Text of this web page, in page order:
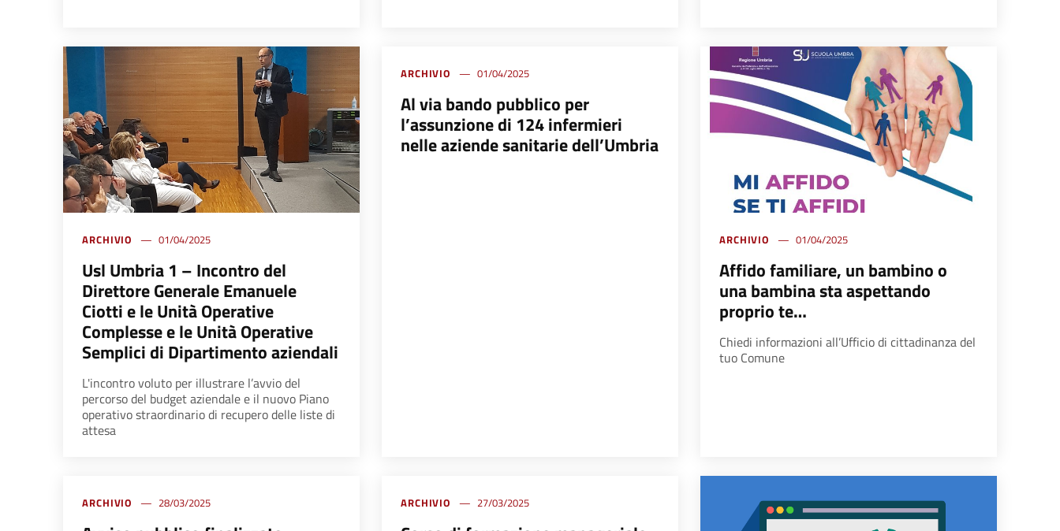
ARCHIVIO 01/04/2025
Usl Umbria 1 – Incontro del
Direttore Generale Emanuele
Ciotti e le Unità Operative
Complesse e le Unità Operative
Semplici di Dipartimento aziendali
L'incontro voluto per illustrare l’avvio del
percorso del budget aziendale e il nuovo Piano
operativo straordinario di recupero delle liste di
attesa
ARCHIVIO 01/04/2025
Al via bando pubblico per
l’assunzione di 124 infermieri
nelle aziende sanitarie dell’Umbria
ARCHIVIO 01/04/2025
Affido familiare, un bambino o
una bambina sta aspettando
proprio te…
Chiedi informazioni all’Ufficio di cittadinanza del
tuo Comune
ARCHIVIO 28/03/2025 ARCHIVIO 27/03/2025